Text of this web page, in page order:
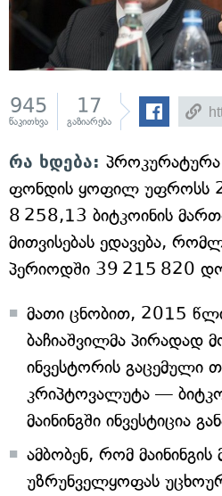
945
წაკითხვა
17
გაზიარება
რა ხდება: პროკურატურა
ფონდის ყოფილ უფროსს
8 258,13 ბიტკოინის
მითვისებას ედავება,
პერიოდში 39 215 820
მათი ცნობით, 2015
ბაჩიაშვილმა პირადად
ინვესტორის გაცემული
კრიპტოვალუტა —
მაინინგში ინვესტიცია
ამბობენ, რომ მაინინგის
უზრუნველყოფას